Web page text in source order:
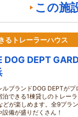
この施
るトレーラーハウス
DOG DEPT
ルブランドDOG DEPTが
泊できる1棟貸しのトレー
どが楽しめます。全9プラ
設備が盛りだくさん！